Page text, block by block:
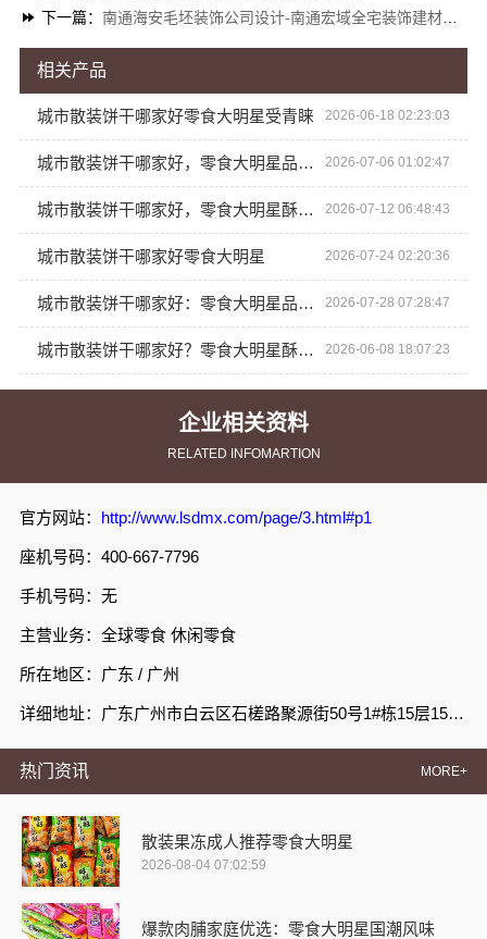
企业相关资料
RELATED INFOMARTION
官方网站： http://www.lsdmx.com/page/3.html#p1
座机号码：400-667-7796
手机号码：无
主营业务：全球零食 休闲零食
所在地区：广东 / 广州
详细地址：广东广州市白云区石槎路聚源街50号1#栋15层1508室
热门资讯 MORE+
散装果冻成人推荐零食大明星
2026-08-04 07:02:59
爆款肉脯家庭优选：零食大明星国潮风味
下一篇： 南通海安毛坯装饰公司设计-南通宏域全宅装饰建材有限公司
相关产品
城市散装饼干哪家好零食大明星受青睐 2026-06-18 02:23:03
城市散装饼干哪家好，零食大明星品质优 2026-07-06 01:02:47
城市散装饼干哪家好，零食大明星酥脆可口 2026-07-12 06:48:43
城市散装饼干哪家好零食大明星 2026-07-24 02:20:36
城市散装饼干哪家好：零食大明星品质值得信赖 2026-07-28 07:28:47
城市散装饼干哪家好？零食大明星酥脆口感值得一试 2026-06-08 18:07:23